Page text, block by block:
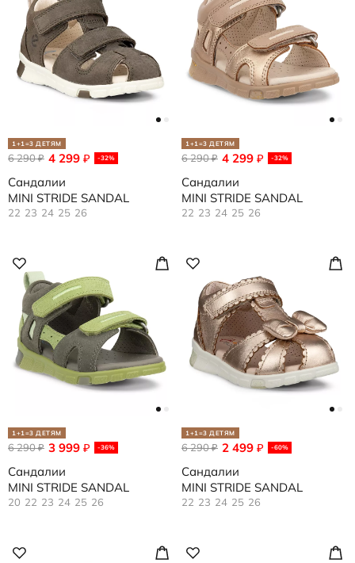
1+1=3 ДЕТЯМ
4 299 ₽ -32%
6 290₽
Сандалии
MINI STRIDE SANDAL
22 23 24 25 26
1+1=3 ДЕТЯМ
4 299 ₽ -32%
6 290₽
Сандалии
MINI STRIDE SANDAL
22 23 24 25 26
1+1=3 ДЕТЯМ
3 999 ₽ -36%
6 290₽
Сандалии
MINI STRIDE SANDAL
20 22 23 24 25 26
1+1=3 ДЕТЯМ
2 499 ₽ -60%
6 290₽
Сандалии
MINI STRIDE SANDAL
22 23 24 25 26